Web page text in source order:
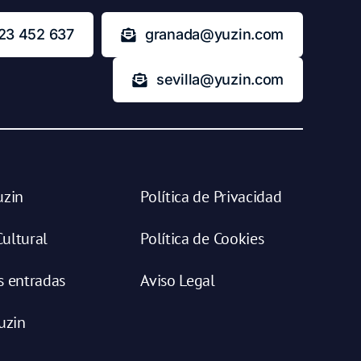
452 637 granada@yuzin.com
sevilla@yuzin.com
entradas
Política de Privacidad
Política de Cookies
Aviso Legal